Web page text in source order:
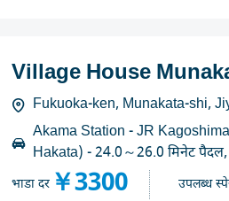
Village House
Fukuoka-ken, Munakata-shi,
Akama Station - JR
Hakata) - 24.0～26.0 मिनेट पैदल,
भाडा दर￥3300 उपलब्ध